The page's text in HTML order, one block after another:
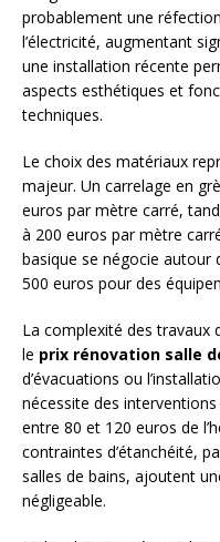
probablement une
l’électricité, augmentant
une installation récente
aspects esthétiques et
techniques.
Le choix des matériaux
majeur. Un carrelage en
euros par mètre carré,
à 200 euros par mètre
basique se négocie autour
500 euros pour des
La complexité des travaux
le prix rénovation salle
d’évacuations ou
nécessite des
entre 80 et 120 euros de
contraintes d’étanchéité,
salles de bains, ajoutent
négligeable.